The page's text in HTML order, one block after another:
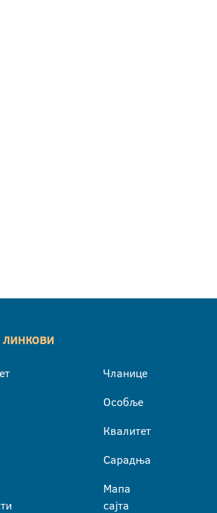
Чланице
Особље
Квалитет
Сарадња
Мапа
сајта